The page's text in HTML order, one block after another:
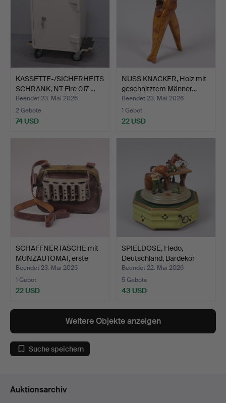
KASSETTE-/SICHERHEITS
SCHRANK, NT Fire 017 …
Beendet 23. Mai 2026
2 Gebote
74 USD
NUSS KNACKER, Holz mit
geschnitztem Männer…
Beendet 23. Mai 2026
1 Gebot
22 USD
SCHAFFNERTASCHE mit
MÜNZAUTOMAT, erste
Häl…
Beendet 23. Mai 2026
1 Gebot
22 USD
SPIELDOSE, Hedo,
Deutschland, Bardekor
mit…
Beendet 22. Mai 2026
5 Gebote
43 USD
Weitere Objekte anzeigen
Suche speichern
Auktionsarchiv